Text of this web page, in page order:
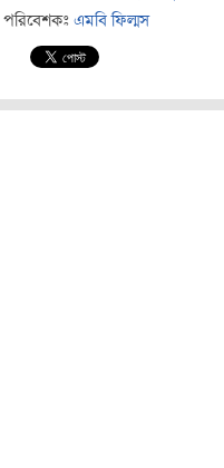
পরিবেশকঃ এমবি ফিল্মস